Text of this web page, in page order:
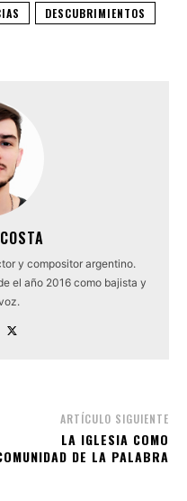
DESCUBRIMIENTOS
y compositor argentino.
el año 2016 como bajista y
ARTÍCULO SIGUIENTE
LA IGLESIA COMO
DE LA PALABRA